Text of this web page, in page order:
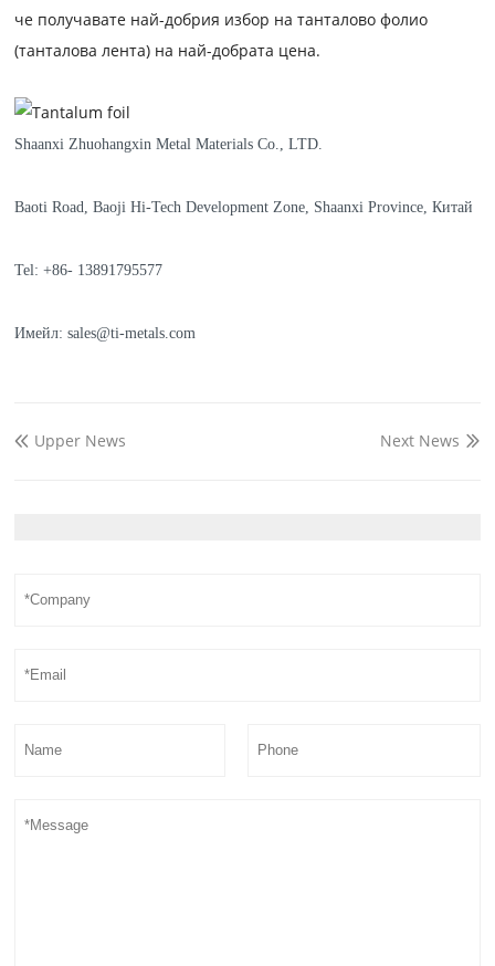
че получавате най-добрия избор на танталово фолио
(танталова лента) на най-добрата цена.
Shaanxi Zhuohangxin Metal Materials Co., LTD.
Baoti Road, Baoji Hi-Tech Development Zone, Shaanxi Province, Китай
Tel: +86- 13891795577
Имейл: sales@ti-metals.com
 Upper News Next News 